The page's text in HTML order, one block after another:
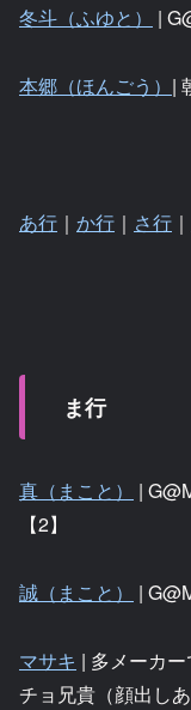
冬斗（ふゆと） |
本郷（ほんごう） |
あ行 ｜ か行 ｜ さ行 ｜
ま行
真（まこと）
|
【2】
誠（まこと） |
マサキ | 多メーカ
チョ兄貴（顔出しあ